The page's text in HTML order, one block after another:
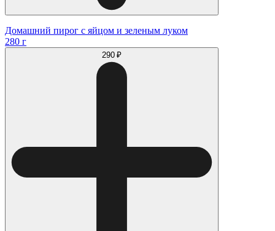
Домашний пирог с яйцом и зеленым луком
280 г
290 ₽